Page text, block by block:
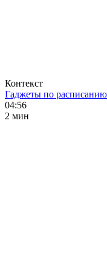
Контекст
Гаджеты по
04:56
2 мин